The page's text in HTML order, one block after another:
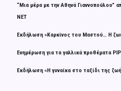
“Μια μέρα με την Αθηνά Γιαννοπούλου”
ΝΕΤ
Εκδήλωση «Καρκίνος του Μαστού… Η
Ενημέρωση για τα γαλλικά προθέματα PIP
Εκδήλωση «Η γυναίκα στο ταξίδι της